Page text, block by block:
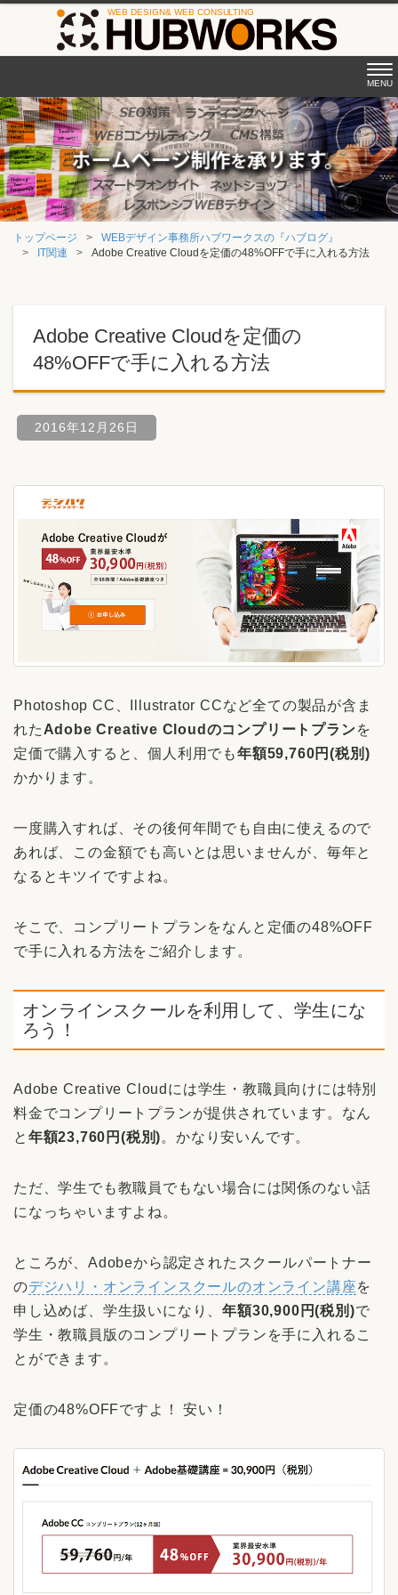
MENU
トップページ
WEBデザイン事務所ハブワークスの『ハブログ』
IT関連
Adobe Creative Cloudを定価の48%OFFで手に入れる方法
Adobe Creative Cloudを定価の
48%OFFで手に入れる方法
2016年12月26日
Photoshop CC、Illustrator CCなど全ての製品が含ま
れた Adobe Creative Cloudのコンプリートプランを
定価で購入すると、個人利用でも年額59,760円(税別)
かかります。
一度購入すれば、その後何年間でも自由に使えるので
あれば、この金額でも高いとは思いませんが、毎年と
なるとキツイですよね。
そこで、コンプリートプランをなんと定価の48%OFF
で手に入れる方法をご紹介します。
オンラインスクールを利用して、学生にな
ろう！
Adobe Creative Cloudには学生・教職員向けには特別
料金でコンプリートプランが提供されています。なん
と 年額23,760円(税別)。かなり安いんです。
ただ、学生でも教職員でもない場合には関係のない話
になっちゃいますよね。
ところが、Adobeから認定されたスクールパートナー
のデジハリ・オンラインスクールのオンライン講座を
申し込めば、学生扱いになり、年額30,900円(税別)で
学生・教職員版のコンプリートプランを手に入れるこ
とができます。
定価の48%OFFですよ！ 安い！